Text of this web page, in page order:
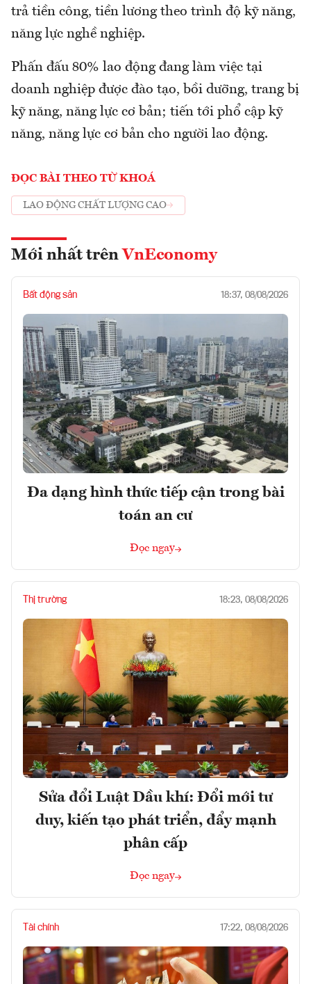
trả tiền công, tiền lương theo trình độ kỹ năng,
năng lực nghề nghiệp.
Phấn đấu 80% lao động đang làm việc tại
doanh nghiệp được đào tạo, bồi dưỡng, trang bị
kỹ năng, năng lực cơ bản; tiến tới phổ cập kỹ
năng, năng lực cơ bản cho người lao động.
ĐỌC BÀI THEO TỪ KHOÁ
LAO ĐỘNG CHẤT LƯỢNG CAO
Mới nhất trên VnEconomy
Bất động sản 18:37, 08/08/2026
Đa dạng hình thức tiếp cận trong bài
toán an cư
Đọc ngay
Thị trường 18:23, 08/08/2026
Sửa đổi Luật Dầu khí: Đổi mới tư
duy, kiến tạo phát triển, đẩy mạnh
phân cấp
Đọc ngay
Tài chính 17:22, 08/08/2026